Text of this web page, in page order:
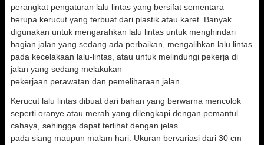
perangkat pengaturan lalu lintas yang bersifat sementara
berupa kerucut yang terbuat dari plastik atau karet. Banyak
digunakan untuk mengarahkan lalu lintas untuk menghindari
bagian jalan yang sedang ada perbaikan, mengalihkan lalu lintas
pada kecelakaan lalu-lintas, atau untuk melindungi pekerja di
jalan yang sedang melakukan
pekerjaan perawatan dan pemeliharaan jalan.
Kerucut lalu lintas dibuat dari bahan yang berwarna mencolok
seperti oranye atau merah yang dilengkapi dengan pemantul
cahaya, sehingga dapat terlihat dengan jelas
pada siang maupun malam hari. Ukuran bervariasi dari 30 cm